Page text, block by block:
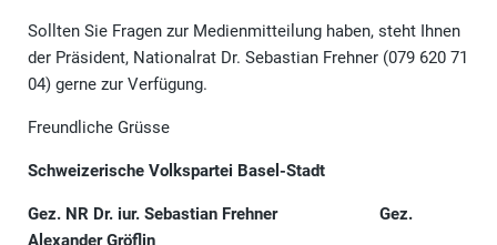
Sollten Sie Fragen zur Medienmitteilung haben, steht Ihnen
der Präsident, Nationalrat Dr. Sebastian Frehner (079 620 71
04) gerne zur Verfügung.
Freundliche Grüsse
Schweizerische Volkspartei Basel-Stadt
Gez. NR Dr. iur. Sebastian Frehner
Gez.
Alexander Gröflin